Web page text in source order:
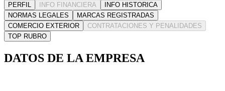
PERFIL INFO FINANCIERA
INFO HISTORICA
NORMAS LEGALES
MARCAS REGISTRADAS
COMERCIO EXTERIOR
CONTRATACIONES Y PENALIDADES
TOP RUBRO
DATOS DE LA EMPRESA